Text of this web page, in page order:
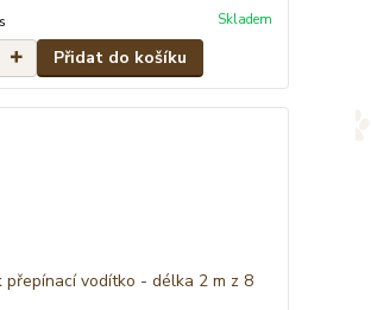
Skladem
Přidat do košíku